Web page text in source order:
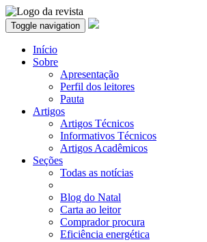
Toggle navigation
Início
Sobre
Apresentação
Perfil dos leitores
Pauta
Artigos
Artigos Técnicos
Informativos Técnicos
Artigos Acadêmicos
Seções
Todas as notícias
Blog do Natal
Carta ao leitor
Comprador procura
Eficiência energética